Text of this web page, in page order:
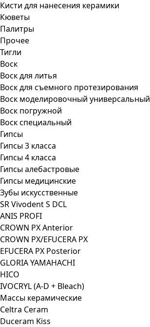
Кисти для нанесения керамики
Кюветы
Палитры
Прочее
Тигли
Воск
Воск для литья
Воск для съемного протезирования
Воск моделировочный универсальный
Воск погружной
Воск специальный
Гипсы
Гипсы 3 класса
Гипсы 4 класса
Гипсы алебастровые
Гипсы медицинские
Зубы искусственные
SR Vivodent S DCL
ANIS PROFI
CROWN PX Anterior
CROWN PX/EFUCERA PX
EFUCERA PX Posterior
GLORIA YAMAHACHI
HICO
IVOCRYL (A-D + Bleach)
Массы керамические
Celtra Ceram
Duceram Kiss